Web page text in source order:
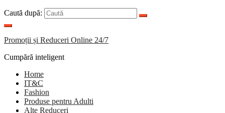
Caută după:
Promoții și Reduceri Online 24/7
Cumpără inteligent
Home
IT&C
Fashion
Produse pentru Adulti
Alte Reduceri